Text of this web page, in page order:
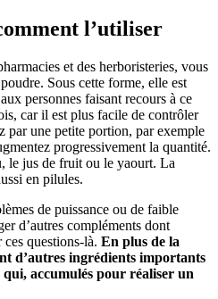
l’utiliser
et des herboristeries, vous
Sous cette forme, elle est
personnes faisant recours à ce
car il est plus facile de contrôler
par une petite portion, par exemple
progressivement la quantité.
le jus de fruit ou le yaourt. La
en pilules.
de puissance ou de faible
d’autres compléments dont
ces questions-là. En plus de la
d’autres ingrédients importants
accumulés pour réaliser un